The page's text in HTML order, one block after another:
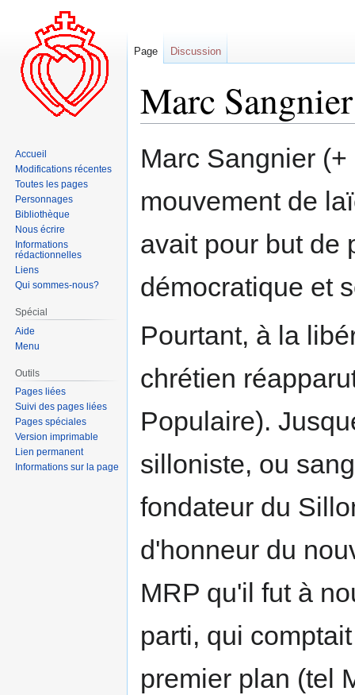
Marc Sangnier
navigation
recherche
Marc Sangnier
mouvement de
avait pour but de
démocratique et
Pourtant, à la
chrétien
Populaire).
silloniste, ou
fondateur du
d'honneur du
MRP qu'il fut à
parti, qui
premier plan (tel
Page Discussion
Accueil
Modifications récentes
Toutes les pages
Personnages
Bibliothèque
Nous écrire
Informations
rédactionnelles
Liens
Qui sommes-nous?
Spécial
Aide
Menu
Outils
Pages liées
Suivi des pages liées
Pages spéciales
Version imprimable
Lien permanent
Informations sur la page